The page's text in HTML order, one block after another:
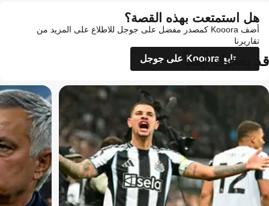
هل استمتعت بهذه القصة؟
أضف Kooora كمصدر مفضل على جوجل للاطلاع على المزيد من
تقاريرنا
تابع Kooora على جوجل
قد يعجبك أيضاً